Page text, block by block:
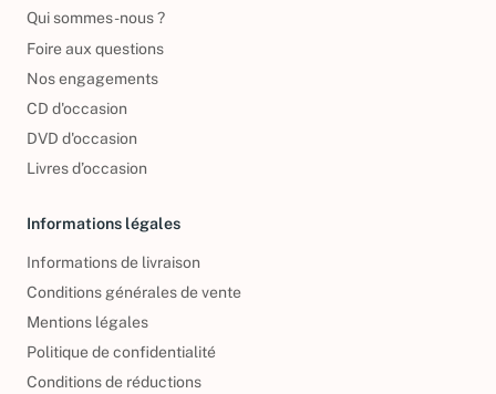
Qui sommes-nous ?
Foire aux questions
Nos engagements
CD d'occasion
DVD d'occasion
Livres d’occasion
Informations légales
Informations de livraison
Conditions générales de vente
Mentions légales
Politique de confidentialité
Conditions de réductions